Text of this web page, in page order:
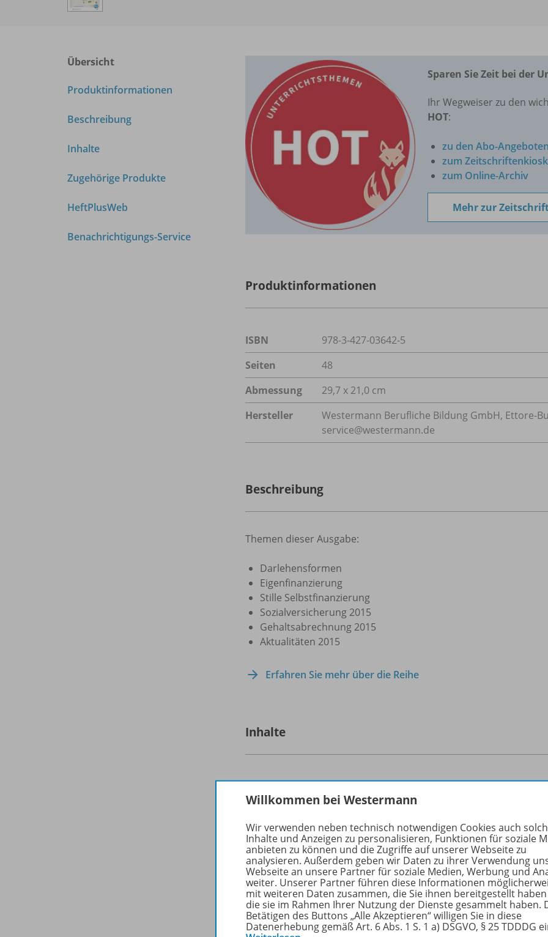
Übersicht
Produktinformationen
Beschreibung
Inhalte
Zugehörige Produkte
HeftPlusWeb
Benachrichtigungs-Service
Sparen Sie Zeit bei der
Ihr Wegweiser zu den
HOT:
zu den Abo-
zum Zeitschriftenkiosk
zum Online-Archiv
Mehr zur
Produktinformationen
ISBN
978-3-427-03642-5
Seiten
48
Abmessung
29,7 x 21,0 cm
Hersteller
Westermann Berufliche Bildung GmbH, Ettore-
service@westermann.de
Beschreibung
Themen dieser Ausgabe:
Darlehensformen
Eigenfinanzierung
Stille Selbstfinanzierung
Sozialversicherung 2015
Gehaltsabrechnung 2015
Aktualitäten 2015
Erfahren Sie mehr über die Reihe
Inhalte
HOT - Unterrichtsmagazin für
Ausgabe 1 /2015 - Gesamtheft
Dateigröße:4,2 MB
Dateiformat:PDF-Dokument
Willkommen bei Westermann
Wir verwenden neben technisch notwendigen Cookies auch
Inhalte und Anzeigen zu personalisieren, Funktionen für soziale
anbieten zu können und die Zugriffe auf unserer Webseite zu
analysieren. Außerdem geben wir Daten zu ihrer Verwendung
Webseite an unsere Partner für soziale Medien, Werbung und
weiter. Unserer Partner führen diese Informationen
mit weiteren Daten zusammen, die Sie ihnen bereitgestellt
die sie im Rahmen Ihrer Nutzung der Dienste gesammelt haben.
Betätigen des Buttons „Alle Akzeptieren“ willigen Sie in diese
Datenerhebung gemäß Art. 6 Abs. 1 S. 1 a) DSGVO, § 25 TDDDG